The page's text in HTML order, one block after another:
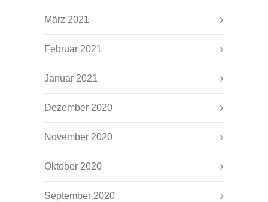
März 2021
Februar 2021
Januar 2021
Dezember 2020
November 2020
Oktober 2020
September 2020